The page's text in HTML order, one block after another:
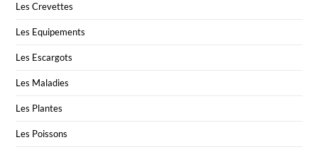
Les Crevettes
Les Equipements
Les Escargots
Les Maladies
Les Plantes
Les Poissons